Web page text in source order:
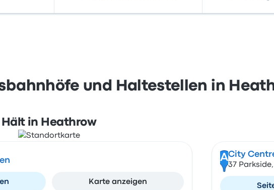
und Haltestellen in
Hält in Heathrow
Karte anzeigen
ACity
37